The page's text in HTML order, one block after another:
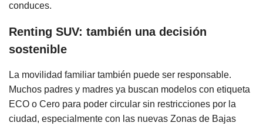
conduces.
Renting SUV: también una decisión
sostenible
La movilidad familiar también puede ser responsable.
Muchos padres y madres ya buscan modelos con etiqueta
ECO o Cero para poder circular sin restricciones por la
ciudad, especialmente con las nuevas Zonas de Bajas